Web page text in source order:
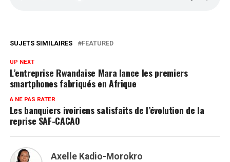
SUJETS SIMILAIRES FEATURED
UP NEXT
L’entreprise Rwandaise Mara lance les premiers
smartphones fabriqués en Afrique
A NE PAS RATER
Les banquiers ivoiriens satisfaits de l’évolution de la
reprise SAF-CACAO
Axelle Kadio-Morokro